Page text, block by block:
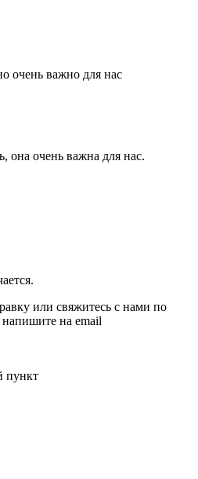
очень важно для нас
очень важна для нас.
или свяжитесь с нами по
на email
пункт